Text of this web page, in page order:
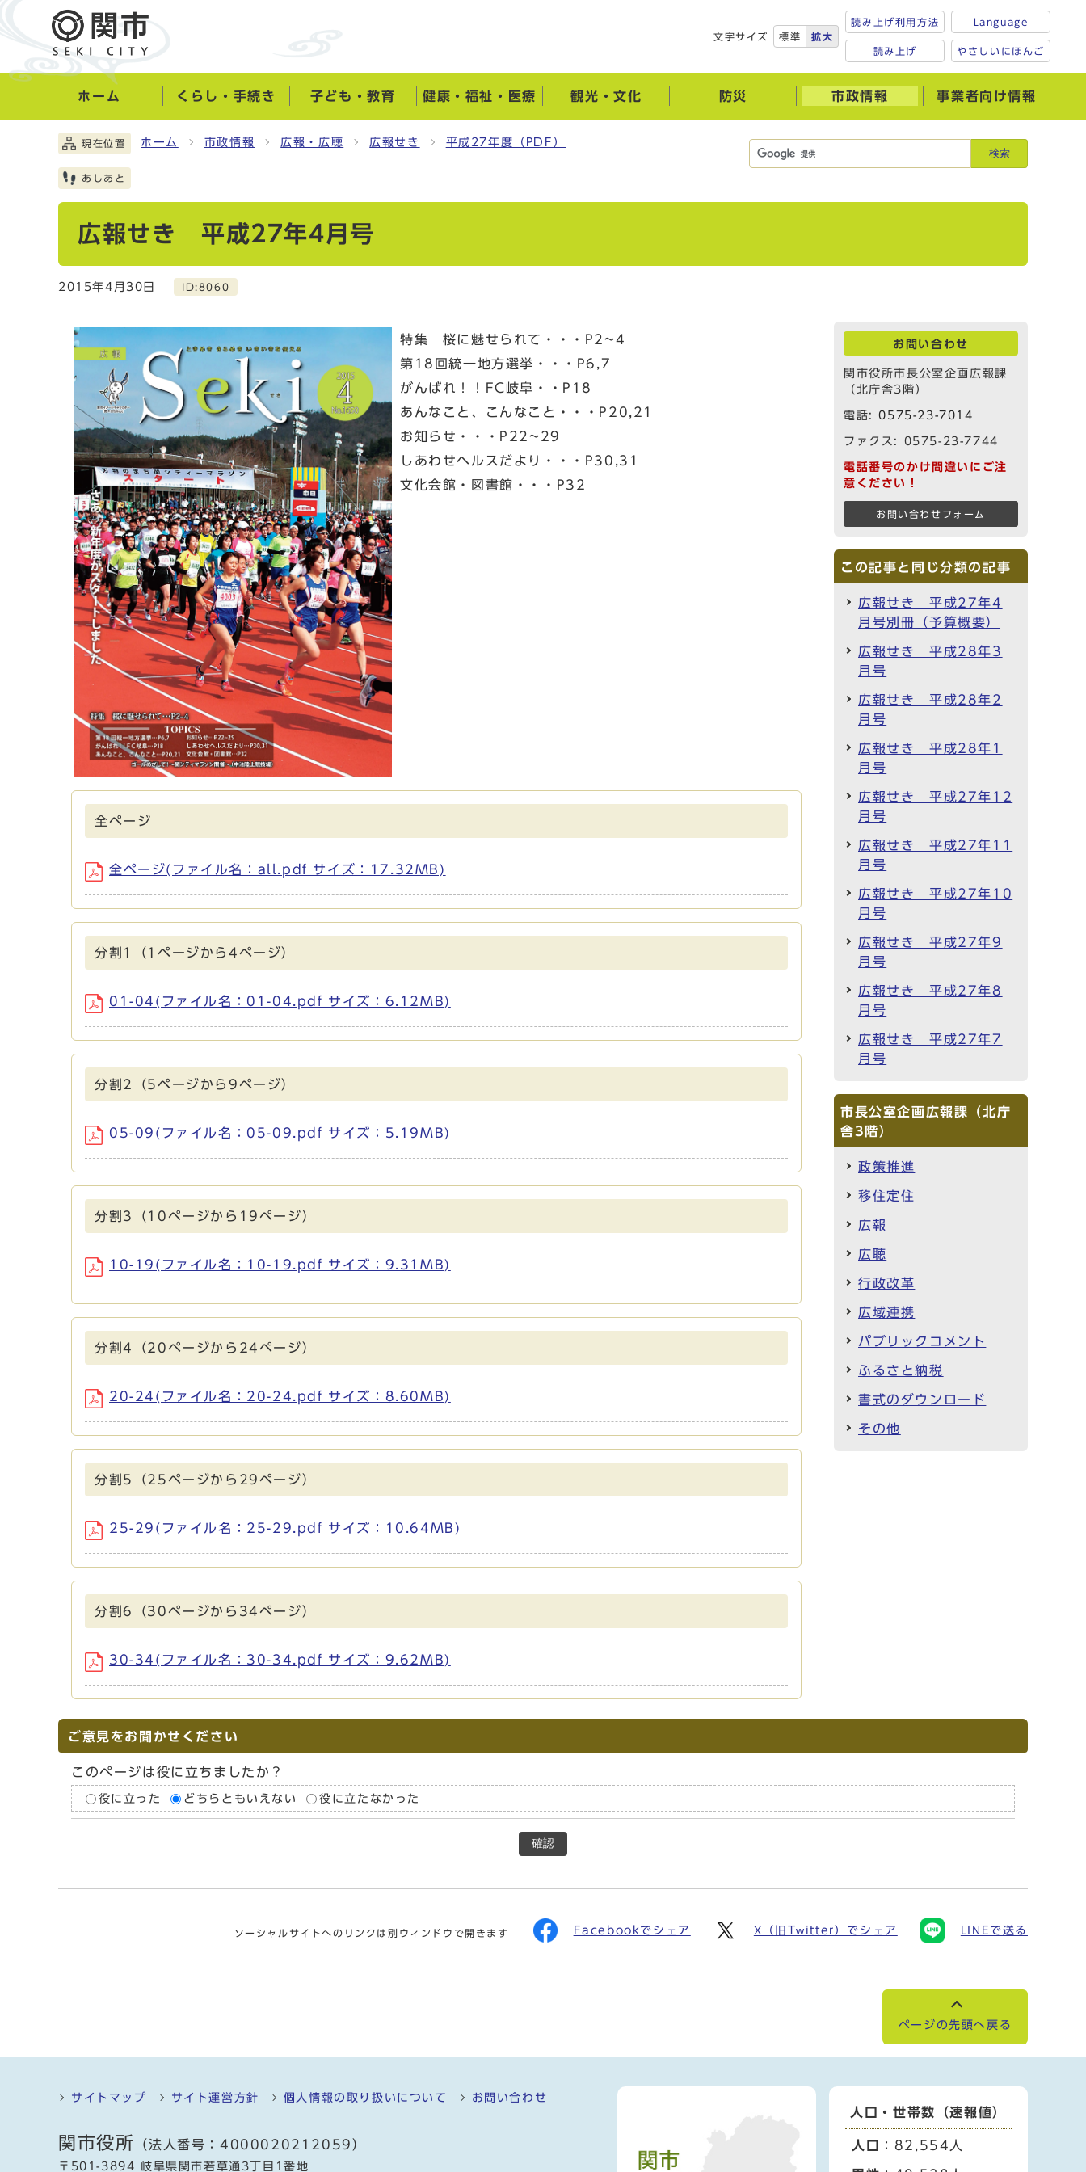
文字サイズ 標準 拡大
読み上げ利用方法
読み上げ
Language
やさしいにほんご
ホーム くらし・手続き 子ども・教育 健康・福祉・医療 観光・文化 防災 市政情報 事業者向け情報
検索
現在位置 ホーム 市政情報 広報・広聴 広報せき 平成27年度（PDF）
あしあと
広報せき 平成27年4月号
2015年4月30日 ID:8060
特集 桜に魅せられて・・・P2~4
第18回統一地方選挙・・・P6,7
がんばれ！！FC岐阜・・P18
あんなこと、こんなこと・・・P20,21
お知らせ・・・P22~29
しあわせヘルスだより・・・P30,31
文化会館・図書館・・・P32
全ページ
全ページ(ファイル名：all.pdf サイズ：17.32MB)
分割1（1ページから4ページ）
01-04(ファイル名：01-04.pdf サイズ：6.12MB)
分割2（5ページから9ページ）
05-09(ファイル名：05-09.pdf サイズ：5.19MB)
分割3（10ページから19ページ）
10-19(ファイル名：10-19.pdf サイズ：9.31MB)
分割4（20ページから24ページ）
20-24(ファイル名：20-24.pdf サイズ：8.60MB)
分割5（25ページから29ページ）
25-29(ファイル名：25-29.pdf サイズ：10.64MB)
分割6（30ページから34ページ）
30-34(ファイル名：30-34.pdf サイズ：9.62MB)
お問い合わせ
関市役所市長公室企画広報課
（北庁舎3階）
電話:0575-23-7014
ファクス: 0575-23-7744
電話番号のかけ間違いにご注
意ください！
お問い合わせフォーム
この記事と同じ分類の記事
広報せき 平成27年4
月号別冊（予算概要）
広報せき 平成28年3
月号
広報せき 平成28年2
月号
広報せき 平成28年1
月号
広報せき 平成27年12
月号
広報せき 平成27年11
月号
広報せき 平成27年10
月号
広報せき 平成27年9
月号
広報せき 平成27年8
月号
広報せき 平成27年7
月号
市長公室企画広報課（北庁
舎3階）
政策推進
移住定住
広報
広聴
行政改革
広域連携
パブリックコメント
ふるさと納税
書式のダウンロード
その他
ご意見をお聞かせください
このページは役に立ちましたか？
役に立った どちらともいえない 役に立たなかった
確認
ソーシャルサイトへのリンクは別ウィンドウで開きます Facebookでシェア X（旧Twitter）でシェア LINEで送る
ページの先頭へ戻る
サイトマップ サイト運営方針 個人情報の取り扱いについて お問い合わせ
関市役所 （法人番号：4000020212059）
〒501-3894 岐阜県関市若草通3丁目1番地
人口・世帯数（速報値）
人口 ：82,554人